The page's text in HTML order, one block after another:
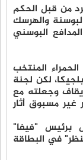
من قبل الحكم
والهرسك
البوسني
المنتخب
لكن لجنة
وجعلته مع
غير مسبوق أثار
برئيس "فيفا"
في البطاقة